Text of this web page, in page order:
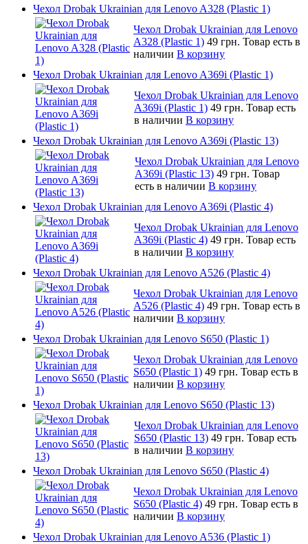
Чехол Drobak Ukrainian для Lenovo A328 (Plastic 1)
Чехол Drobak Ukrainian для Lenovo
A328 (Plastic 1) 49 грн. Товар есть в
наличии В корзину
Чехол Drobak Ukrainian для Lenovo A369i (Plastic 1)
Чехол Drobak Ukrainian для Lenovo
A369i (Plastic 1) 49 грн. Товар есть
в наличии В корзину
Чехол Drobak Ukrainian для Lenovo A369i (Plastic 13)
Чехол Drobak Ukrainian для Lenovo
A369i (Plastic 13) 49 грн. Товар
есть в наличии В корзину
Чехол Drobak Ukrainian для Lenovo A369i (Plastic 4)
Чехол Drobak Ukrainian для Lenovo
A369i (Plastic 4) 49 грн. Товар есть
в наличии В корзину
Чехол Drobak Ukrainian для Lenovo A526 (Plastic 4)
Чехол Drobak Ukrainian для Lenovo
A526 (Plastic 4) 49 грн. Товар есть в
наличии В корзину
Чехол Drobak Ukrainian для Lenovo S650 (Plastic 1)
Чехол Drobak Ukrainian для Lenovo
S650 (Plastic 1) 49 грн. Товар есть в
наличии В корзину
Чехол Drobak Ukrainian для Lenovo S650 (Plastic 13)
Чехол Drobak Ukrainian для Lenovo
S650 (Plastic 13) 49 грн. Товар есть
в наличии В корзину
Чехол Drobak Ukrainian для Lenovo S650 (Plastic 4)
Чехол Drobak Ukrainian для Lenovo
S650 (Plastic 4) 49 грн. Товар есть в
наличии В корзину
Чехол Drobak Ukrainian для Lenovo A536 (Plastic 1)